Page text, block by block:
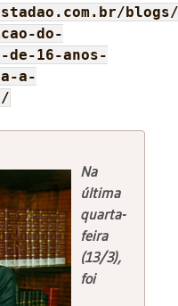
do-
de-16-anos-
a-
Na
última
quarta-
feira
(13/3),
foi